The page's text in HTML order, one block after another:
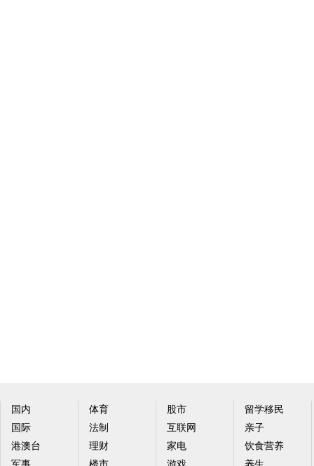
国内
国际
港澳台
体育
法制
理财
股市
互联网
家电
留学移民
亲子
饮食营养